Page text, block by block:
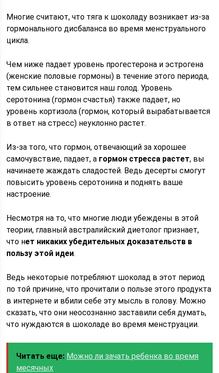
Многие считают, что тяга к шоколаду возникает из-за
гормонального дисбаланса во время менструального
цикла.
Чем ниже падает уровень прогестерона и эстрогена
(женские половые гормоны) в течение этого периода,
тем сильнее становится наш голод. Уровень
серотонина (гормон счастья) также падает, но
уровень кортизола (гормон, который вырабатывается
в ответ на стресс) неуклонно растет.
Из-за того, что гормон, отвечающий за хорошее
самочувствие, падает, а гормон стресса растет, вы
начинаете жаждать сладостей. Ведь десерты смогут
повысить уровень серотонина и поднять ваше
настроение.
Несмотря на то, что многие люди убеждены в этой
теории, главный австралийский диетолог признает,
что нет никаких убедительных доказательств в
пользу этой идеи.
Ведь некоторые потребляют шоколад в этот период
по той причине, что прочитали о пользе этого продукта
в интернете и вбили себе эту мысль в голову. Можно
сказать, что они неосознанно заставили себя думать,
что нуждаются в шоколаде во время менструации.
Читать еще: Можно ли зачать ребенка во время
месячных